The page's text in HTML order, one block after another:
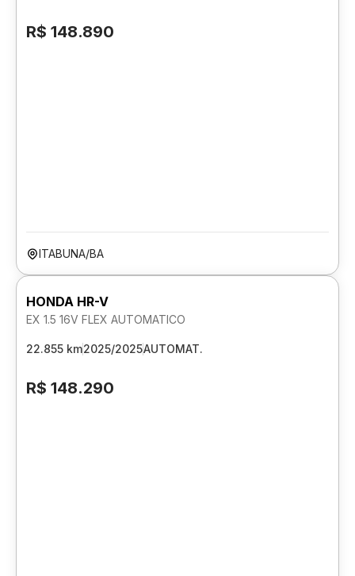
R$ 148.890
ITABUNA/BA
HONDA HR-V
EX 1.5 16V FLEX AUTOMATICO
22.855 km2025/2025AUTOMAT.
R$ 148.290